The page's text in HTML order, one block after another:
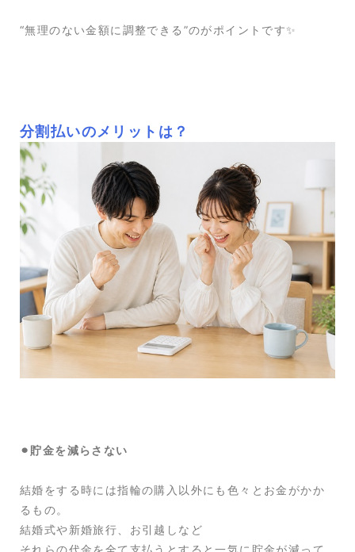
“無理のない金額に調整できる”のがポイントです✨
分割払いのメリットは？
⚫︎貯金を減らさない
結婚をする時には指輪の購入以外にも色々とお金がかか
るもの。
結婚式や新婚旅行、お引越しなど
それらの代金を全て支払うとすると一気に貯金が減って